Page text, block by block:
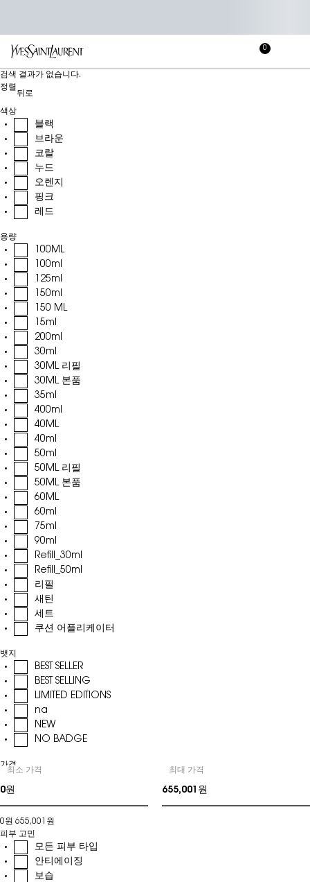
바
0
메인 콘텐츠
검색 결과가 없습니다.
정렬
뒤로
색상
블랙
브라운
코랄
누드
오렌지
핑크
레드
용량
100ML
100ml
125ml
150ml
150 ML
15ml
200ml
30ml
30ML 리필
30ML 본품
35ml
400ml
40ML
40ml
50ml
50ML 리필
50ML 본품
60ML
60ml
75ml
90ml
Refill_30ml
Refill_50ml
리필
새틴
세트
쿠션 어플리케이터
뱃지
BEST SELLER
BEST SELLING
LIMITED EDITIONS
na
NEW
NO BADGE
가격
최소 가격 최대 가격
0원 655,001원
피부 고민
모든 피부 타입
안티에이징
보습